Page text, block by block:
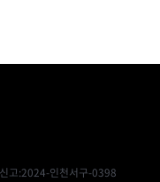
고:2024-인천서구-0398